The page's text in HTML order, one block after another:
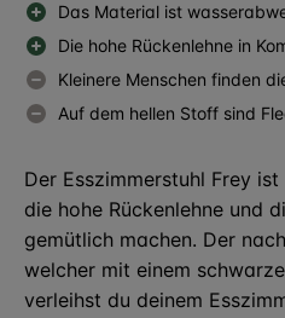
Das Material ist
Die hohe Rückenlehne in
Kleinere Menschen finden
Auf dem hellen Stoff sind
Der Esszimmerstuhl Frey
die hohe Rückenlehne und
gemütlich machen. Der
welcher mit einem
verleihst du deinem